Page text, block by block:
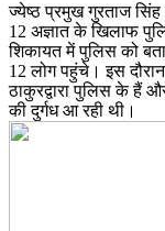
ज्येष्ठ प्रमुख गुरताज
12 अज्ञात के खिलाफ
शिकायत में पुलिस को
12 लोग पहुंचे। इस
ठाकुरद्वारा पुलिस के
की दुर्गध आ रही थी।